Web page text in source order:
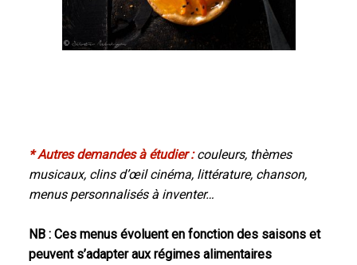
* Autres demandes à étudier : couleurs, thèmes
musicaux, clins d’œil cinéma, littérature, chanson,
menus personnalisés à inventer…
NB : Ces menus évoluent en fonction des saisons et
peuvent s’adapter aux régimes alimentaires